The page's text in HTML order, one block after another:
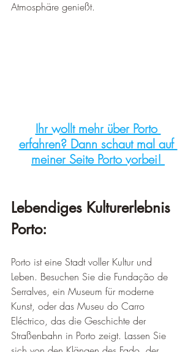
Atmosphäre genießt.
Ihr wollt mehr über Porto
erfahren? Dann schaut mal auf
meiner Seite Porto vorbei!
Lebendiges Kulturerlebnis
Porto:
Porto ist eine Stadt voller Kultur und
Leben. Besuchen Sie die Fundação de
Serralves, ein Museum für moderne
Kunst, oder das Museu do Carro
Eléctrico, das die Geschichte der
Straßenbahn in Porto zeigt. Lassen Sie